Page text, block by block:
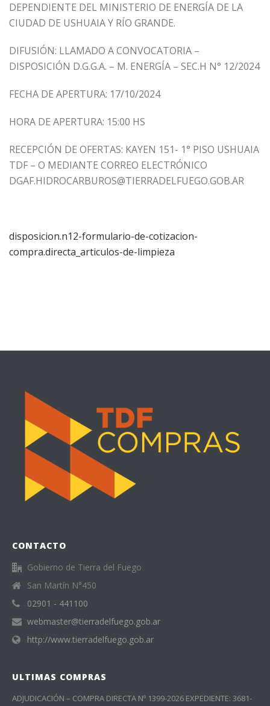
DEPENDIENTE DEL MINISTERIO DE ENERGÍA DE LA
CIUDAD DE USHUAIA Y RÍO GRANDE.
DIFUSIÓN: LLAMADO A CONVOCATORIA –
DISPOSICIÓN D.G.G.A. – M. ENERGÍA – SEC.H N° 12/2024
FECHA DE APERTURA: 17/10/2024
HORA DE APERTURA: 15:00 HS
RECEPCIÓN DE OFERTAS: KAYEN 151- 1° PISO USHUAIA
TDF – O MEDIANTE CORREO ELECTRÓNICO
DGAF.HIDROCARBUROS@TIERRADELFUEGO.GOB.AR
disposicion.n12-formulario-de-cotizacion-
compra.directa_articulos-de-limpieza
CONTACTO
Gobierno de Tierra del Fuego
San Martín N°450
02901 - 441100
webmaster@tierradelfuego.gob.ar
http://www.tierradelfuego.gob.ar
ULTIMAS COMPRAS
ADJUDICACIÓN – COMPRA DIRECTA Nº 1399-2026 EXPEDIENTE: 3681-